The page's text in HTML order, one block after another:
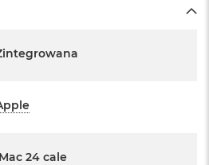
24 cale